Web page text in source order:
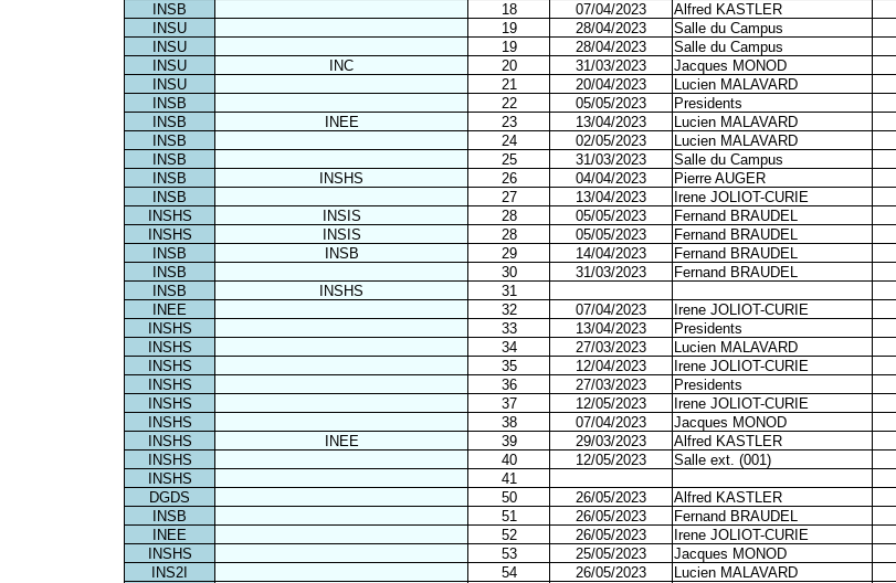
INSB
18 07/04/2023 Alfred KASTLER
INSU
19 28/04/2023 Salle du Campus
INSU
19 28/04/2023 Salle du Campus
INSU
INC 20 31/03/2023 Jacques MONOD
INSU
21 20/04/2023 Lucien MALAVARD
INSB
22 05/05/2023 Presidents
INSB
INEE 23 13/04/2023 Lucien MALAVARD
INSB
24 02/05/2023 Lucien MALAVARD
INSB
25 31/03/2023 Salle du Campus
INSB
INSHS 26 04/04/2023 Pierre AUGER
INSB
27 13/04/2023 Irene JOLIOT-CURIE
INSHS
INSIS 28 05/05/2023 Fernand BRAUDEL
INSHS
INSIS 28 05/05/2023 Fernand BRAUDEL
INSB
INSB 29 14/04/2023 Fernand BRAUDEL
INSB
30 31/03/2023 Fernand BRAUDEL
INSB
INSHS 31
INEE
32 07/04/2023 Irene JOLIOT-CURIE
INSHS
33 13/04/2023 Presidents
INSHS
34 27/03/2023 Lucien MALAVARD
INSHS
35 12/04/2023 Irene JOLIOT-CURIE
INSHS
36 27/03/2023 Presidents
INSHS
37 12/05/2023 Irene JOLIOT-CURIE
INSHS
38 07/04/2023 Jacques MONOD
INSHS
INEE 39 29/03/2023 Alfred KASTLER
INSHS
40 12/05/2023 Salle ext. (001)
INSHS
41
DGDS
50 26/05/2023 Alfred KASTLER
INSB
51 26/05/2023 Fernand BRAUDEL
INEE
52 26/05/2023 Irene JOLIOT-CURIE
INSHS
53 25/05/2023 Jacques MONOD
INS2I
54 26/05/2023 Lucien MALAVARD